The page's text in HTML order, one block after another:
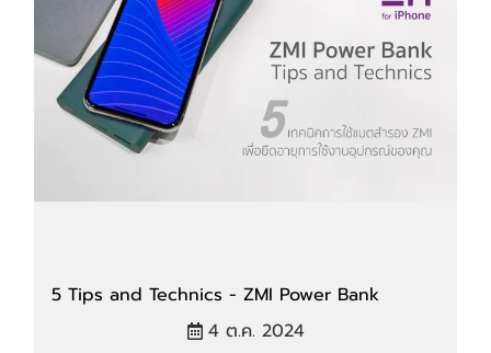
5 Tips and Technics - ZMI Power Bank
4 ต.ค. 2024